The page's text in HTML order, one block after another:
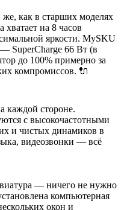
как в старших моделях
хватает на 8 часов
яркости. MySKU
— SuperCharge 66 Вт (в
до 100% примерно за
компромиссов. 🔌
каждой стороне.
с высокочастотными
и чистых динамиков в
видеозвонки — всё
— ничего не нужно
компьютерная
окон и